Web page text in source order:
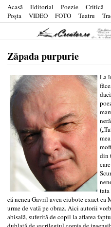
Acasă Editorial Poezie Critică
Poşta
VIDEO FOTO Teatru
Zăpada purpurie
La
din
că nenea Gavril avea ciubote exact ca
urme de vată pe obraz. Aici autorii
abisală, suferită de copil la aflarea